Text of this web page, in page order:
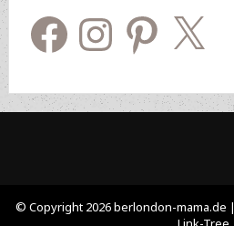
Facebook
Instagram Pinterest
© Copyright 2026 berlondon-mama.de |